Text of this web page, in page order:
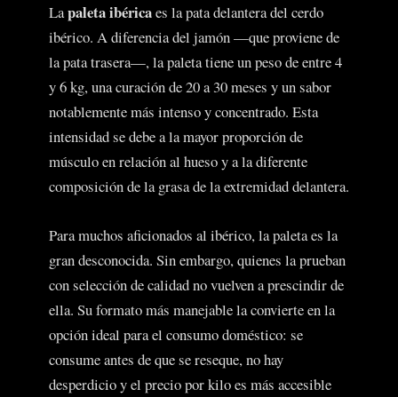
Lapaleta ibéricaes la pata delantera del cerdo
ibérico. A diferencia del jamón —que proviene de
la pata trasera—, la paleta tiene un peso de entre 4
y 6 kg, una curación de 20 a 30 meses y un sabor
notablemente más intenso y concentrado. Esta
intensidad se debe a la mayor proporción de
músculo en relación al hueso y a la diferente
composición de la grasa de la extremidad delantera.
Para muchos aficionados al ibérico, la paleta es la
gran desconocida. Sin embargo, quienes la prueban
con selección de calidad no vuelven a prescindir de
ella. Su formato más manejable la convierte en la
opción ideal para el consumo doméstico: se
consume antes de que se reseque, no hay
desperdicio y el precio por kilo es más accesible